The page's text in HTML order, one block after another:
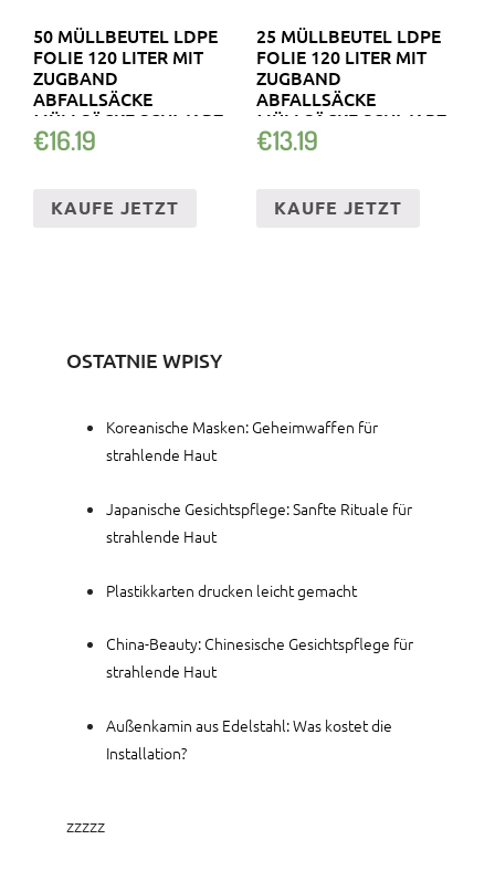
50 MÜLLBEUTEL LDPE
FOLIE 120 LITER MIT
ZUGBAND
ABFALLSÄCKE
MÜLLSÄCKE SCHWARZ
€16.19
KAUFE JETZT
25 MÜLLBEUTEL LDPE
FOLIE 120 LITER MIT
ZUGBAND
ABFALLSÄCKE
MÜLLSÄCKE SCHWARZ
€13.19
KAUFE JETZT
OSTATNIE WPISY
Koreanische Masken: Geheimwaffen für
strahlende Haut
Japanische Gesichtspflege: Sanfte Rituale für
strahlende Haut
Plastikkarten drucken leicht gemacht
China-Beauty: Chinesische Gesichtspflege für
strahlende Haut
Außenkamin aus Edelstahl: Was kostet die
Installation?
zzzzz